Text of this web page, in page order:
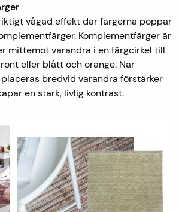
vågad effekt där färgerna poppar
Komplementfärger är
mittemot varandra i en färgcirkel till
eller blått och orange. När
bredvid varandra förstärker
en stark, livlig kontrast.